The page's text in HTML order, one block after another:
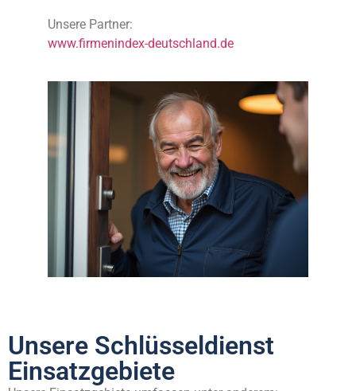
Unsere Partner:
www.firmenindex-deutschland.de
Unsere Schlüsseldienst
Einsatzgebiete